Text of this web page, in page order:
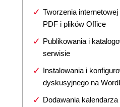
Tworzenia
PDF i plików Office
Publikowania i
serwisie
Instalowania i
dyskusyjnego na
Dodawania